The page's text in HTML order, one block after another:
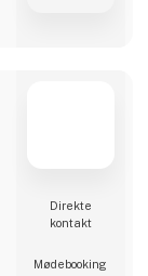
Direkte
kontakt
Møde­booking